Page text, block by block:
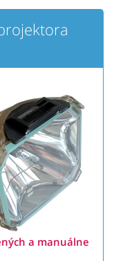
a manuálne